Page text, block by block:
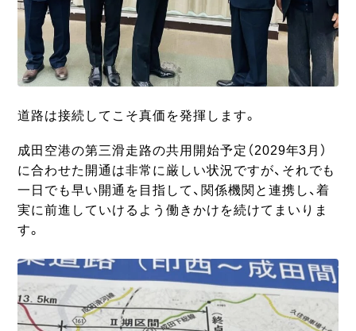
道路は接続してこそ真価を発揮します。
成田空港の第三滑走路の共用開始予定（2029年3月）
に合わせた開通は非常に厳しい状況ですが、それでも
一日でも早い開通を目指して、関係機関と連携し、着
実に前進していけるよう働きかけを続けてまいりま
す。